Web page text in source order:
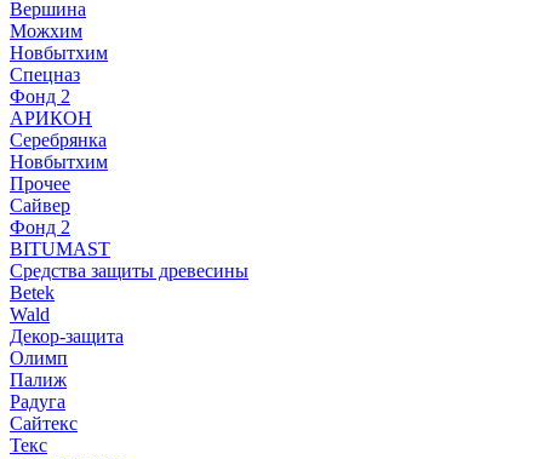
Вершина
Можхим
Новбытхим
Спецназ
Фонд 2
АРИКОН
Серебрянка
Новбытхим
Прочее
Сайвер
Фонд 2
BITUMAST
Средства защиты древесины
Betek
Wald
Декор-защита
Олимп
Палиж
Радуга
Сайтекс
Текс